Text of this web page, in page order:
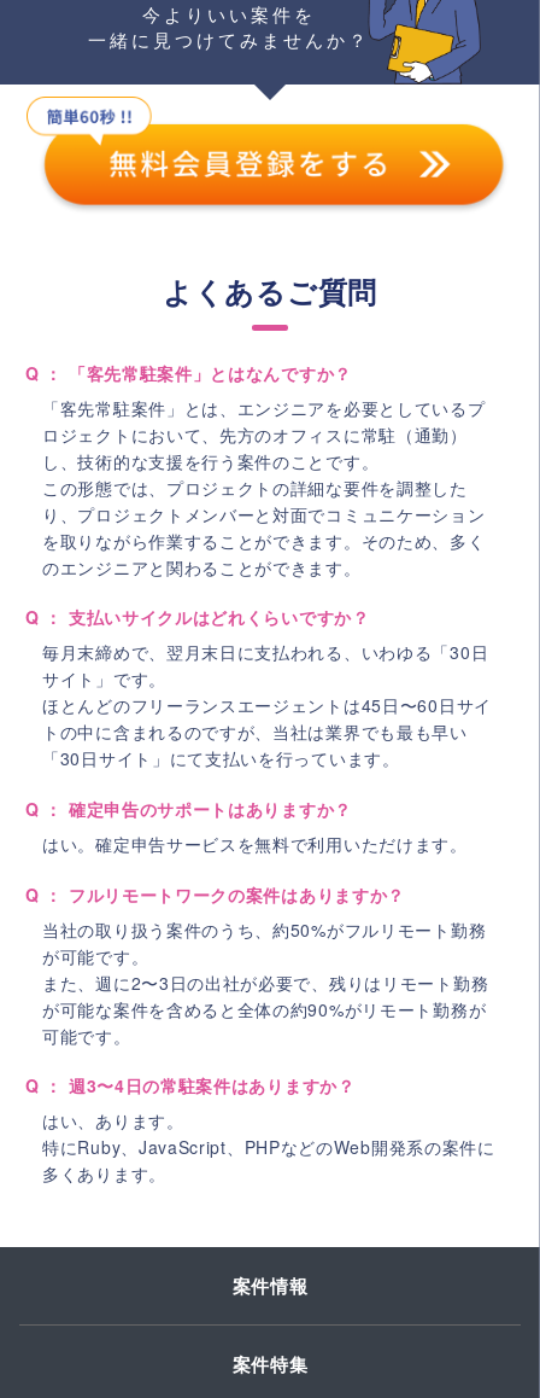
今よりいい案件を
一緒に見つけてみませんか？
よくあるご質問
Q ： 「客先常駐案件」とはなんですか？
「客先常駐案件」とは、エンジニアを必要としているプ
ロジェクトにおいて、先方のオフィスに常駐（通勤）
し、技術的な支援を行う案件のことです。
この形態では、プロジェクトの詳細な要件を調整した
り、プロジェクトメンバーと対面でコミュニケーション
を取りながら作業することができます。そのため、多く
のエンジニアと関わることができます。
Q ： 支払いサイクルはどれくらいですか？
毎月末締めで、翌月末日に支払われる、いわゆる「30日
サイト」です。
ほとんどのフリーランスエージェントは45日〜60日サイ
トの中に含まれるのですが、当社は業界でも最も早い
「30日サイト」にて支払いを行っています。
Q ： 確定申告のサポートはありますか？
はい。確定申告サービスを無料で利用いただけます。
Q ： フルリモートワークの案件はありますか？
当社の取り扱う案件のうち、約50%がフルリモート勤務
が可能です。
また、週に2〜3日の出社が必要で、残りはリモート勤務
が可能な案件を含めると全体の約90%がリモート勤務が
可能です。
Q ： 週3〜4日の常駐案件はありますか？
はい、あります。
特にRuby、JavaScript、PHPなどのWeb開発系の案件に
多くあります。
案件情報
案件特集